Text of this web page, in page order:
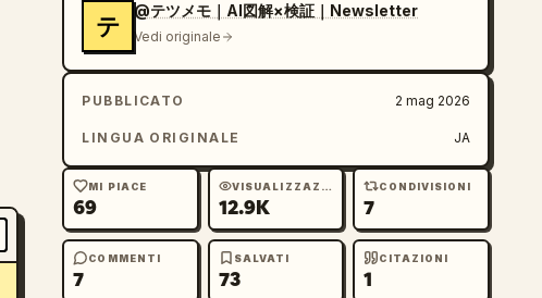
テ
@テツメモ｜AI図解×検証｜Newsletter
Vedi originale
PUBBLICATO 2 mag 2026
LINGUA ORIGINALE JA
MI PIACE
69
VISUALIZZAZIONI
12.9K
CONDIVISIONI
7
COMMENTI
7
SALVATI
73
CITAZIONI
1